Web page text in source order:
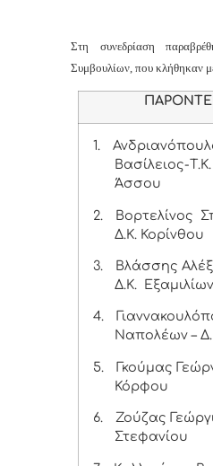
Στη συνεδρίαση
Συμβουλίων, που κλήθηκαν
1.
Βασίλειος-
Άσσου
2.
Βορτελίνος
Δ.Κ. Κορίνθου
3.
Βλάσσης
Δ.Κ. Εξαμιλίων
4.
Ναπολέων –
5.
Γκούμας
Κόρφου
6.
Ζούζας
Στεφανίου